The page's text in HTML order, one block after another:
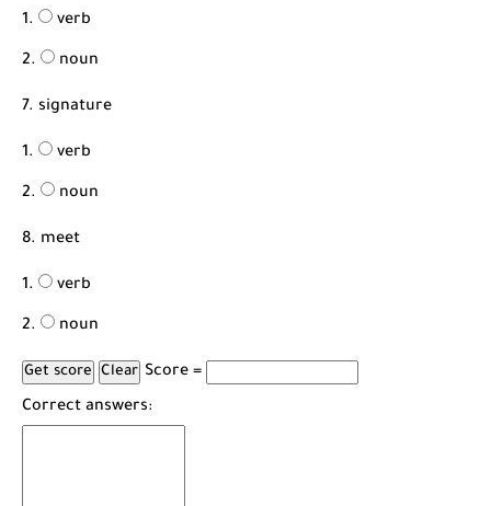
verb
noun
7. signature
verb
noun
8. meet
verb
noun
Score =
Correct answers: